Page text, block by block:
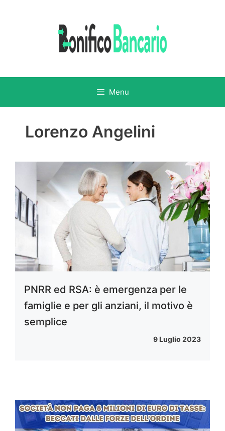
Menu
Lorenzo Angelini
PNRR ed RSA: è emergenza per le
famiglie e per gli anziani, il motivo è
semplice
9 Luglio 2023